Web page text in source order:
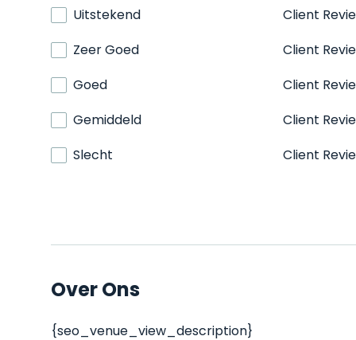
Uitstekend
Client
Zeer Goed
Client
Goed
Client
Gemiddeld
Client
Slecht
Client
Over Ons
{seo_venue_view_description}